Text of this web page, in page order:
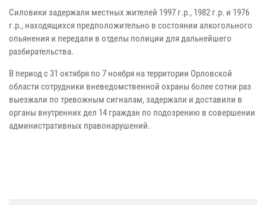
Силовики задержали местных жителей 1997 г.р., 1982 г.р. и 1976
г.р., находящихся предположительно в состоянии алкогольного
опьянения и передали в отделы полиции для дальнейшего
разбирательства.
В период с 31 октября по 7 ноября на территории Орловской
области сотрудники вневедомственной охраны более сотни раз
выезжали по тревожным сигналам, задержали и доставили в
органы внутренних дел 14 граждан по подозрению в совершении
административных правонарушений.